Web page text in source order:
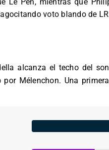
voto blando de
alcanza el techo del
Mélenchon. Una